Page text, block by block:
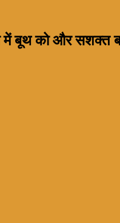
में बूथ को और सशक्त